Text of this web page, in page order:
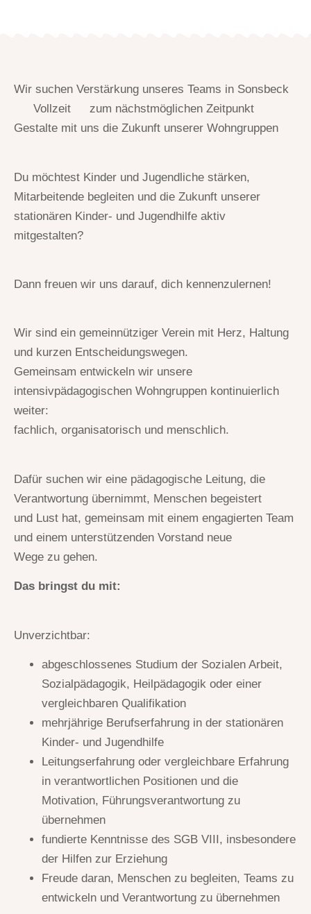
Wir suchen Verstärkung unseres Teams in Sonsbeck
Vollzeit
zum nächstmöglichen Zeitpunkt
Gestalte mit uns die Zukunft unserer Wohngruppen
Du möchtest Kinder und Jugendliche stärken,
Mitarbeitende begleiten und die Zukunft unserer
stationären Kinder- und Jugendhilfe aktiv
mitgestalten?
Dann freuen wir uns darauf, dich kennenzulernen!
Wir sind ein gemeinnütziger Verein mit Herz, Haltung
und kurzen Entscheidungswegen.
Gemeinsam entwickeln wir unsere
intensivpädagogischen Wohngruppen kontinuierlich
weiter:
fachlich, organisatorisch und menschlich.
Dafür suchen wir eine pädagogische Leitung, die
Verantwortung übernimmt, Menschen begeistert
und Lust hat, gemeinsam mit einem engagierten Team
und einem unterstützenden Vorstand neue
Wege zu gehen.
Das bringst du mit:
Unverzichtbar:
abgeschlossenes Studium der Sozialen Arbeit,
Sozialpädagogik, Heilpädagogik oder einer
vergleichbaren Qualifikation
mehrjährige Berufserfahrung in der stationären
Kinder- und Jugendhilfe
Leitungserfahrung oder vergleichbare Erfahrung
in verantwortlichen Positionen und die
Motivation, Führungsverantwortung zu
übernehmen
fundierte Kenntnisse des SGB VIII, insbesondere
der Hilfen zur Erziehung
Freude daran, Menschen zu begleiten, Teams zu
entwickeln und Verantwortung zu übernehmen